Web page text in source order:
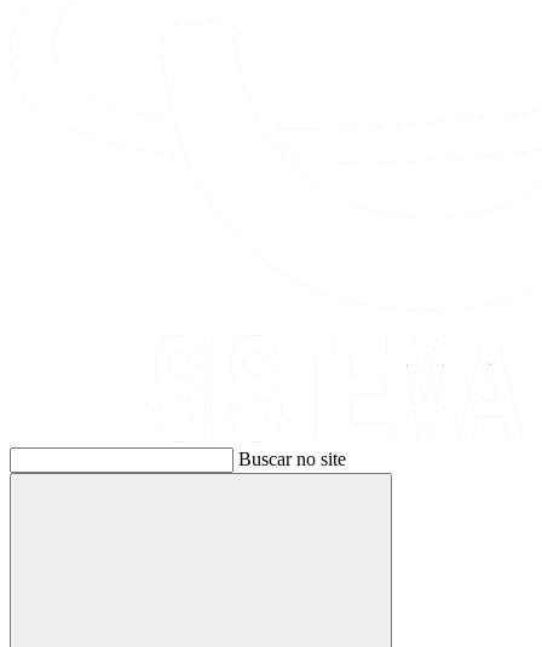
Buscar no site